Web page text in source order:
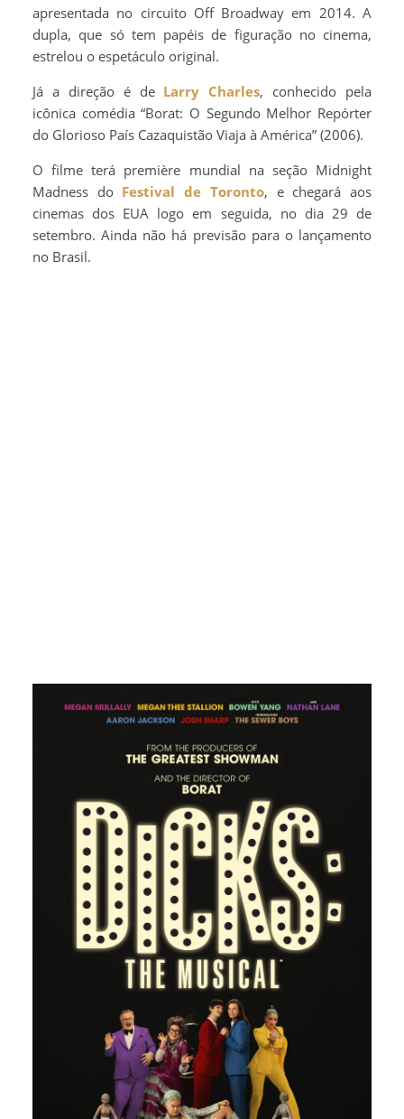
apresentada no circuito Off Broadway em 2014. A
dupla, que só tem papéis de figuração no cinema,
estrelou o espetáculo original.
Já a direção é de Larry Charles, conhecido pela
icônica comédia “Borat: O Segundo Melhor Repórter
do Glorioso País Cazaquistão Viaja à América” (2006).
O filme terá première mundial na seção Midnight
Madness do Festival de Toronto, e chegará aos
cinemas dos EUA logo em seguida, no dia 29 de
setembro. Ainda não há previsão para o lançamento
no Brasil.